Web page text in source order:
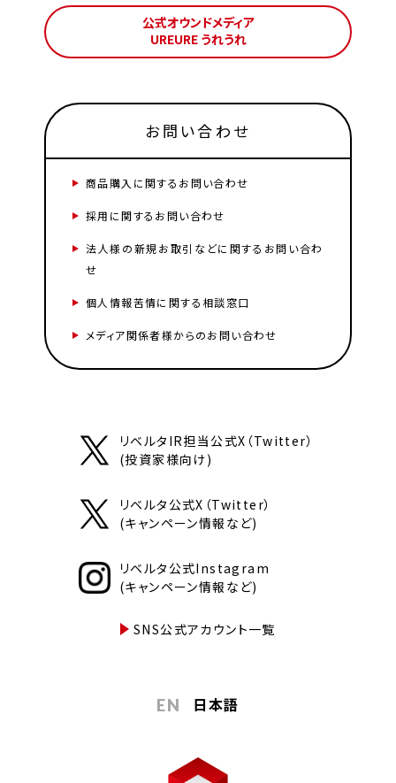
公式オウンドメディア
UREURE うれうれ
お問い合わせ
商品購入に関するお問い合わせ
採用に関するお問い合わせ
法人様の新規お取引などに関するお問い合わ
せ
個人情報苦情に関する相談窓口
メディア関係者様からのお問い合わせ
リベルタIR担当公式X（Twitter）
(投資家様向け)
リベルタ公式X（Twitter）
(キャンペーン情報など)
リベルタ公式Instagram
(キャンペーン情報など)
SNS公式アカウント一覧
EN 日本語